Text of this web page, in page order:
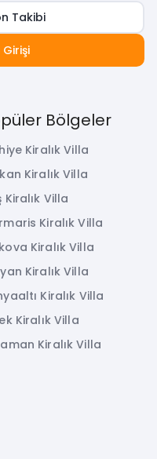
Bölgeler
Kiralık Villa
Kiralık Villa
Kiralık Villa
Kiralık Villa
Kiralık Villa
Kiralık Villa
Kiralık Villa
Kiralık Villa
Kiralık Villa
Takibi
Girişi